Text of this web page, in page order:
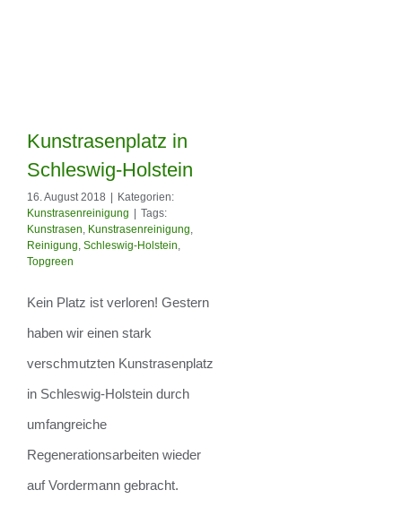
Kunstrasenplatz in
Schleswig-Holstein
Kunstrasenplatz in
Schleswig-Holstein
16. August 2018
Kategorien:
Kunstrasenreinigung
Tags:
Kunstrasen, Kunstrasenreinigung,
Reinigung, Schleswig-Holstein,
Topgreen
Kein Platz ist verloren! Gestern
haben wir einen stark
verschmutzten Kunstrasenplatz
in Schleswig-Holstein durch
umfangreiche
Regenerationsarbeiten wieder
auf Vordermann gebracht.